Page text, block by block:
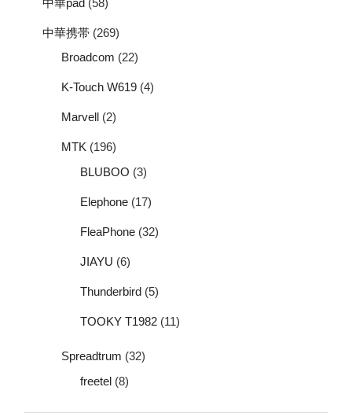
中華携帯 (269)
Broadcom (22)
K-Touch W619 (4)
Marvell (2)
MTK (196)
BLUBOO (3)
Elephone (17)
FleaPhone (32)
JIAYU (6)
Thunderbird (5)
TOOKY T1982 (11)
Spreadtrum (32)
freetel (8)